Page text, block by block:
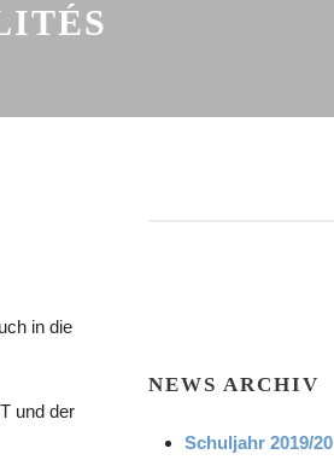
in die
und der
NEWS ARCHIV
Schuljahr 2019/20